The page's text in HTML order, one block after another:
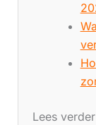
Lees